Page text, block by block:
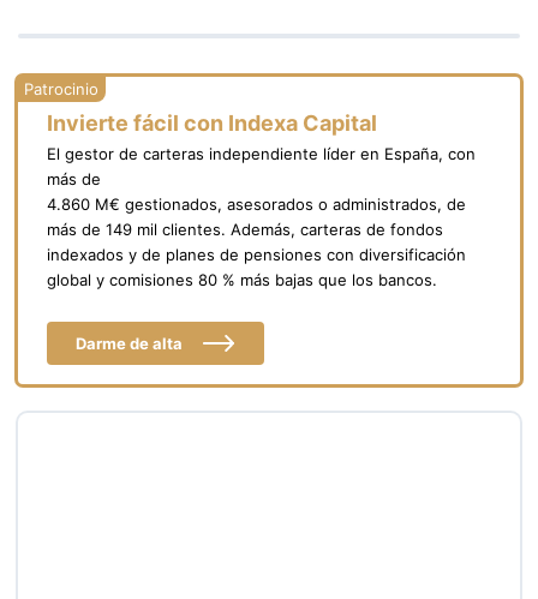
Invierte fácil con Indexa Capital
El gestor de carteras independiente líder en España, con
más de
4.860 M€ gestionados, asesorados o administrados, de
más de 149 mil clientes. Además, carteras de fondos
indexados y de planes de pensiones con diversificación
global y comisiones 80 % más bajas que los bancos.
Darme de alta